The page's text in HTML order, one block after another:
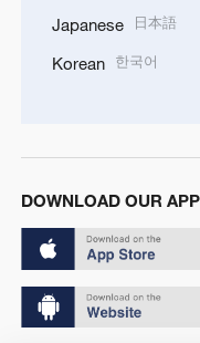
Japanese 日本語
Korean 한국어
DOWNLOAD OUR APP